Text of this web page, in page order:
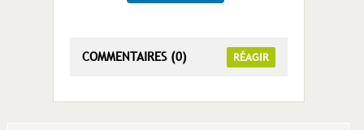
COMMENTAIRES (0) RÉAGIR